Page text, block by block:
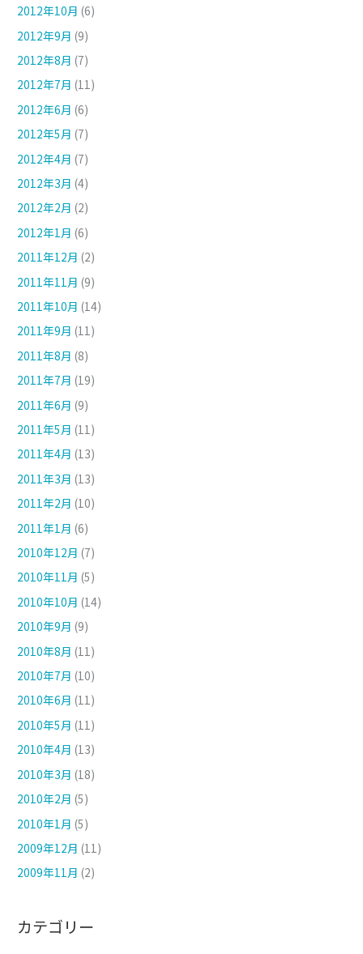
2012年10月 (6)
2012年9月 (9)
2012年8月 (7)
2012年7月 (11)
2012年6月 (6)
2012年5月 (7)
2012年4月 (7)
2012年3月 (4)
2012年2月 (2)
2012年1月 (6)
2011年12月 (2)
2011年11月 (9)
2011年10月 (14)
2011年9月 (11)
2011年8月 (8)
2011年7月 (19)
2011年6月 (9)
2011年5月 (11)
2011年4月 (13)
2011年3月 (13)
2011年2月 (10)
2011年1月 (6)
2010年12月 (7)
2010年11月 (5)
2010年10月 (14)
2010年9月 (9)
2010年8月 (11)
2010年7月 (10)
2010年6月 (11)
2010年5月 (11)
2010年4月 (13)
2010年3月 (18)
2010年2月 (5)
2010年1月 (5)
2009年12月 (11)
2009年11月 (2)
カテゴリー